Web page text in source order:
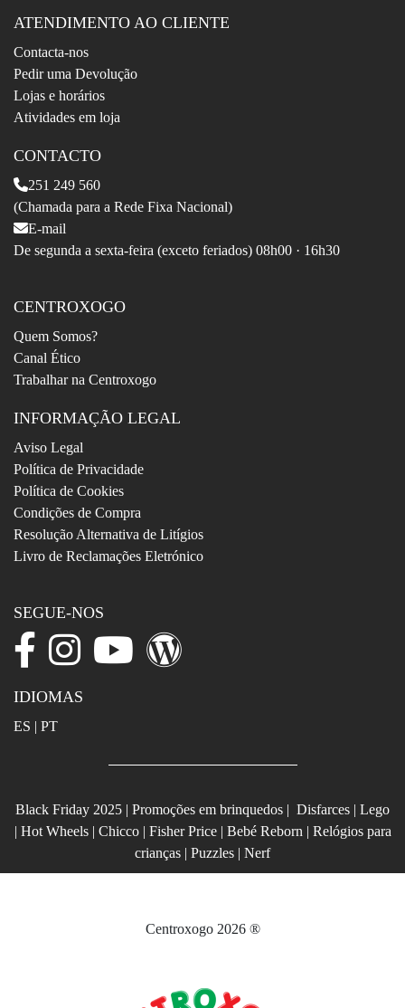
ATENDIMENTO AO CLIENTE
Contacta-nos
Pedir uma Devolução
Lojas e horários
Atividades em loja
CONTACTO
251 249 560
(Chamada para a Rede Fixa Nacional)
E-mail
De segunda a sexta-feira (exceto feriados) 08h00 · 16h30
CENTROXOGO
Quem Somos?
Canal Ético
Trabalhar na Centroxogo
INFORMAÇÃO LEGAL
Aviso Legal
Política de Privacidade
Política de Cookies
Condições de Compra
Resolução Alternativa de Litígios
Livro de Reclamações Eletrónico
SEGUE-NOS
IDIOMAS
ES | PT
Black Friday 2025 | Promoções em brinquedos | Disfarces | Lego
| Hot Wheels| Chicco| Fisher Price| Bebé Reborn | Relógios para
crianças | Puzzles | Nerf
Centroxogo 2026 ®